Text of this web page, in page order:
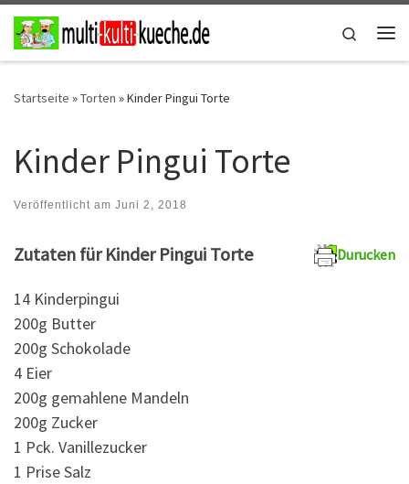
Zum Inhalt springen
Search
Startseite »Torten »Kinder Pingui Torte
Kinder Pingui Torte
Veröffentlicht am Juni 2, 2018
Durucken
Zutaten für Kinder Pingui Torte
14 Kinderpingui
200g Butter
200g Schokolade
4 Eier
200g gemahlene Mandeln
200g Zucker
1 Pck. Vanillezucker
1 Prise Salz